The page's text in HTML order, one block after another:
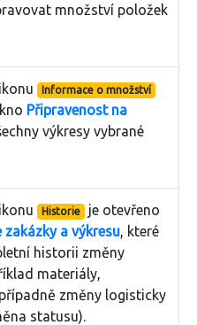
množství položek
Informace o množství
Připravenost na
výkresy vybrané
Historie
je otevřeno
zakázky a výkresu, které
historii změny
materiály,
změny logisticky
statusu).